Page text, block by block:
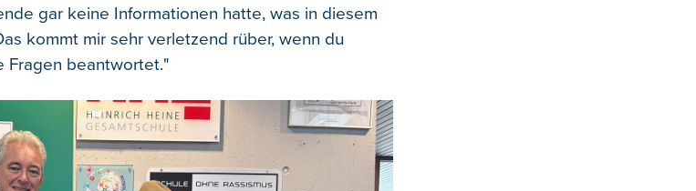
gar keine Informationen hatte, was in diesem
kommt mir sehr verletzend rüber, wenn du
Fragen beantwortet."